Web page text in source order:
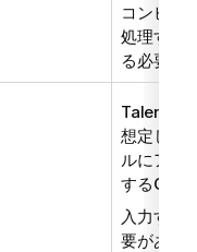
コンピュ
処理する
る必要が
Talend
想定して
ルにアク
する
入力する
要があり